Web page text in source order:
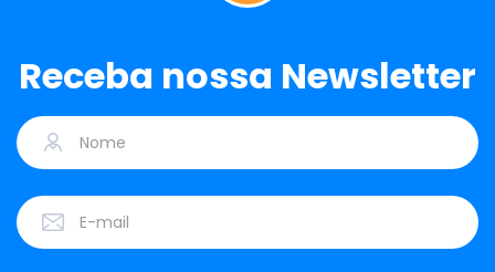
Receba nossa Newsletter